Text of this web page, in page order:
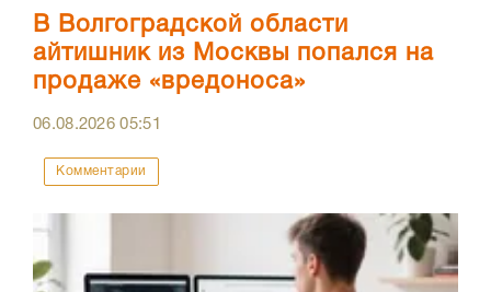
В Волгоградской области
айтишник из Москвы попался на
продаже «вредоноса»
06.08.202605:51
Комментарии